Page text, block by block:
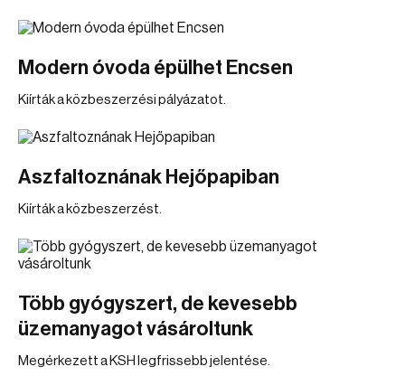
Modern óvoda épülhet Encsen
Kiírták a közbeszerzési pályázatot.
Aszfaltoznának Hejőpapiban
Kiírták a közbeszerzést.
Több gyógyszert, de kevesebb
üzemanyagot vásároltunk
Megérkezett a KSH legfrissebb jelentése.